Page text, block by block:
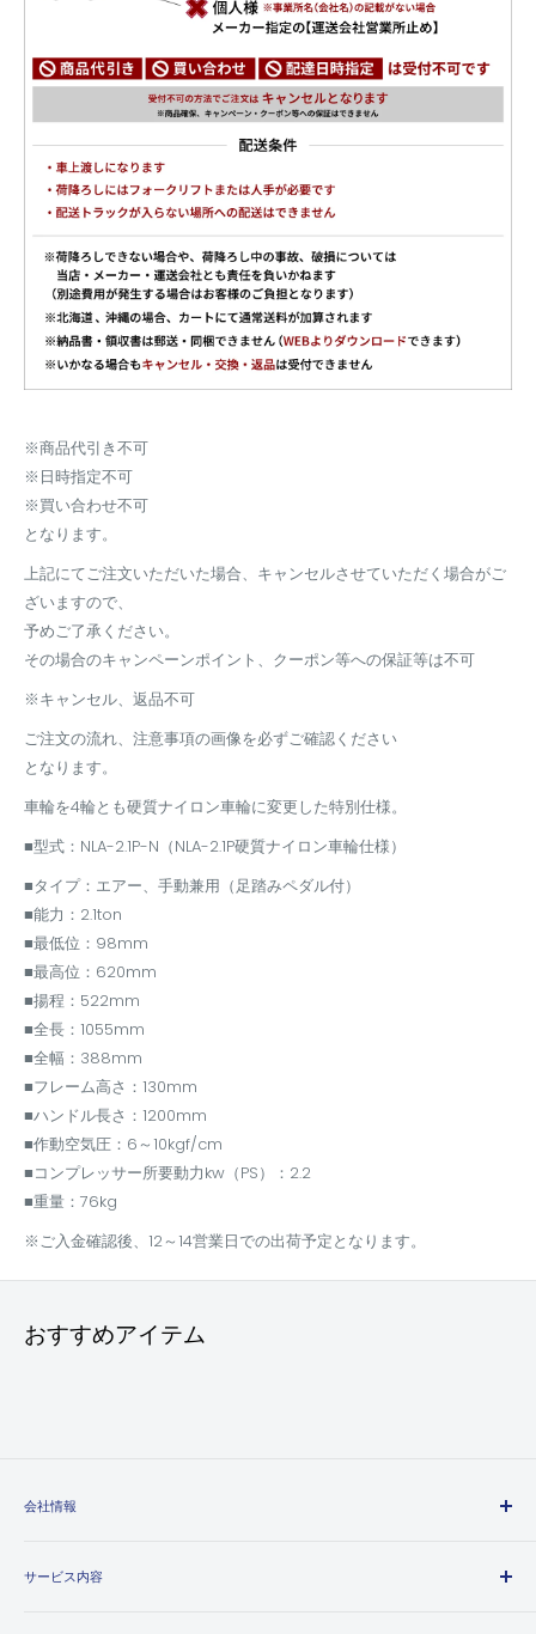
※商品代引き不可
※日時指定不可
※買い合わせ不可
となります。
上記にてご注文いただいた場合、キャンセルさせていただく場合がご
ざいますので、
予めご了承ください。
その場合のキャンペーンポイント、クーポン等への保証等は不可
※キャンセル、返品不可
ご注文の流れ、注意事項の画像を必ずご確認ください
となります。
車輪を4輪とも硬質ナイロン車輪に変更した特別仕様。
■型式：NLA-2.1P-N（NLA-2.1P硬質ナイロン車輪仕様）
■タイプ：エアー、手動兼用（足踏みペダル付）
■能力：2.1ton
■最低位：98mm
■最高位：620mm
■揚程：522mm
■全長：1055mm
■全幅：388mm
■フレーム高さ：130mm
■ハンドル長さ：1200mm
■作動空気圧：6～10kgf/cm
■コンプレッサー所要動力kw（PS）：2.2
■重量：76kg
※ご入金確認後、12～14営業日での出荷予定となります。
おすすめアイテム
会社情報
会社概要
サービス内容